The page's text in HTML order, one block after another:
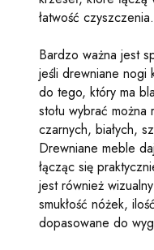
łatwość czyszczenia.
Bardzo ważna jest
jeśli drewniane nogi
do tego, który ma
stołu wybrać można
czarnych, białych,
Drewniane meble
łącząc się
jest również
smukłość nóżek,
dopasowane do